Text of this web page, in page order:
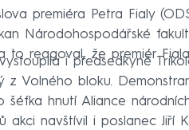
premiéra Petra Fialy
Národohospodářské
to reagoval, že premiér
i předsedkyně
z Volného bloku.
šéfka hnutí Aliance
akci navštívil i poslanec Jiří